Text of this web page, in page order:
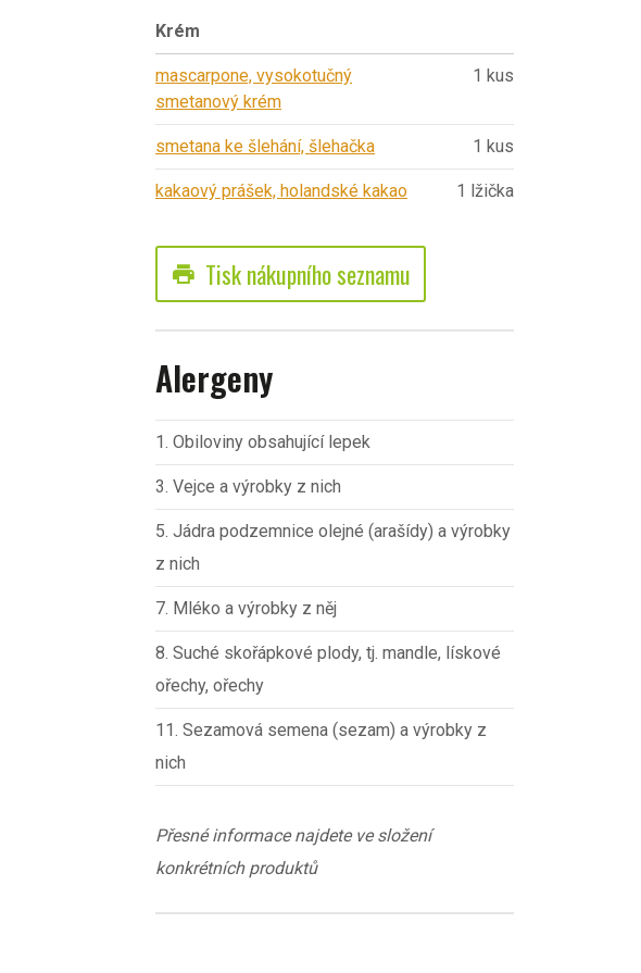
Krém
mascarpone, vysokotučný
smetanový krém
1 kus
smetana ke šlehání, šlehačka 1 kus
kakaový prášek, holandské kakao 1 lžička
print Tisk nákupního seznamu
Alergeny
1. Obiloviny obsahující lepek
3. Vejce a výrobky z nich
5. Jádra podzemnice olejné (arašídy) a výrobky
z nich
7. Mléko a výrobky z něj
8. Suché skořápkové plody, tj. mandle, lískové
ořechy, ořechy
11. Sezamová semena (sezam) a výrobky z
nich
Přesné informace najdete ve složení
konkrétních produktů